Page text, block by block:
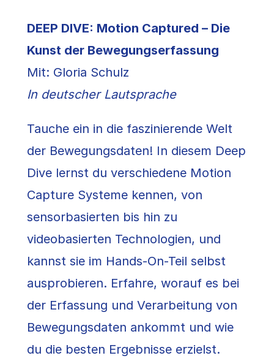
DEEP DIVE: Motion Captured – Die
Kunst der Bewegungserfassung
Mit: Gloria Schulz
In deutscher Lautsprache
Tauche ein in die faszinierende Welt
der Bewegungsdaten! In diesem Deep
Dive lernst du verschiedene Motion
Capture Systeme kennen, von
sensorbasierten bis hin zu
videobasierten Technologien, und
kannst sie im Hands-On-Teil selbst
ausprobieren. Erfahre, worauf es bei
der Erfassung und Verarbeitung von
Bewegungsdaten ankommt und wie
du die besten Ergebnisse erzielst.